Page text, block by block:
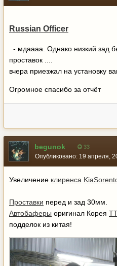
Russian Officer
- мдаааа. Однако низкий зад
проставок ....
вчера приезжал на установку
Огромное спасибо за отчёт
begunok 33
Опубликовано: 19 апреля,
Увеличение клиренса
Проставки перед и зад 30мм.
Автобаферы оригинал Корея
подделок из китая!